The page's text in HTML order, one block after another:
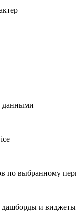
данными
по выбранному
дашборды и виджеты